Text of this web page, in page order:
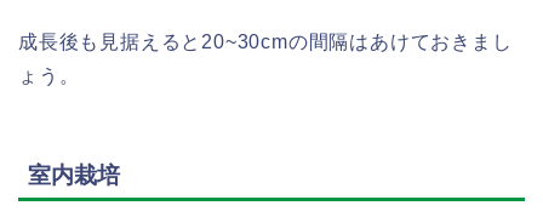
成長後も見据えると20~30cmの間隔はあけておきまし
ょう。
室内栽培